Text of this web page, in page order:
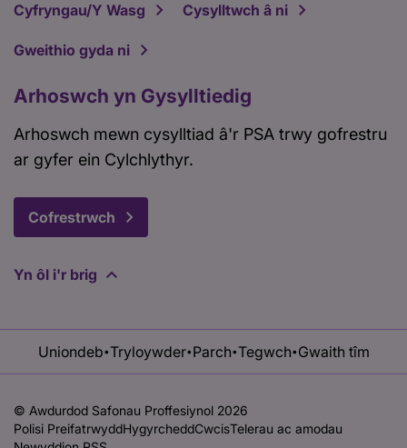
Cyfryngau/Y Wasg Cysylltwch â ni
Gweithio gyda ni
Arhoswch yn Gysylltiedig
Arhoswch mewn cysylltiad â'r PSA trwy gofrestru
ar gyfer ein Cylchlythyr.
Cofrestrwch
Yn ôl i'r brig
Uniondeb•Tryloywder• Parch•Tegwch• Gwaith tîm
© Awdurdod Safonau Proffesiynol 2026
Polisi PreifatrwyddHygyrcheddCwcisTelerau ac amodau